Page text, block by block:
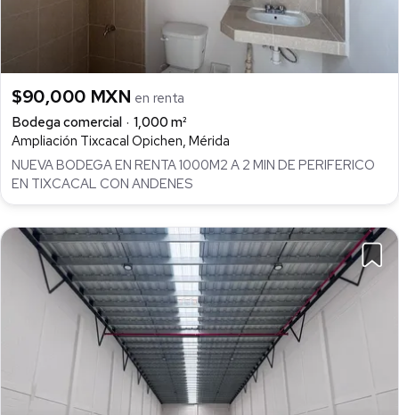
$90,000 MXN en renta
Bodega comercial
1,000 m²
Ampliación Tixcacal Opichen, Mérida
NUEVA BODEGA EN RENTA 1000M2 A 2 MIN DE PERIFERICO
EN TIXCACAL CON ANDENES